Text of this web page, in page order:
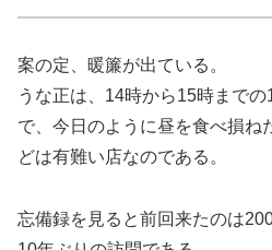
案の定、暖簾が出ている。
うな正は、14時から15時まで
で、今日のように昼を食べ損ね
どは有難い店なのである。
忘備録を見ると前回来たのは